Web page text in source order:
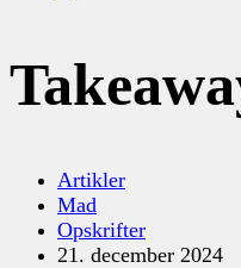
Artikler
Mad
Opskrifter
21. december 2024